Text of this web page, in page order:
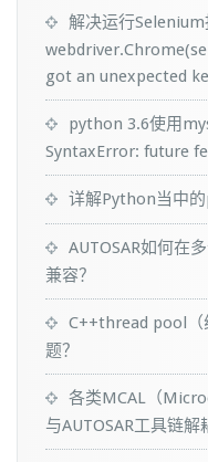
解决运行
got an unexpected
python 3.6使用
SyntaxError: future
详解Python当中
AUTOSAR如何在
兼容？
C++thread pool（
题？
各类MCAL（
与AUTOSAR工具链解